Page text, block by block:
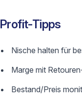
Profit-Tipps
Nische halten für
Marge mit
Bestand/Preis